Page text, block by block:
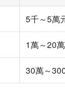
5千～5萬
1萬～20
30萬～